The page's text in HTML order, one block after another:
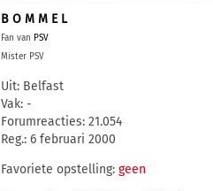
B O M M E L
Fan van PSV
Mister PSV
Uit: Belfast
Vak: -
Forumreacties: 21.054
Reg.: 6 februari 2000
Favoriete opstelling: geen